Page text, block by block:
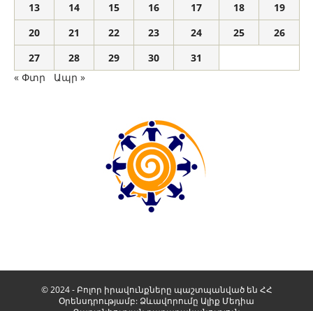
13
14 15 16 17 18
19
20
21 22 23 24 25
26
27
28 29 30
31
« Փտր
Ապր »
© 2024 - Բոլոր իրավունքները պաշտպանված են ՀՀ
Օրենսդրությամբ: Ձևավորումը Ալիք Մեդիա